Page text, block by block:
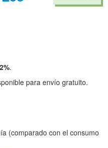
.
para envío gratuito.
(comparado con el consumo